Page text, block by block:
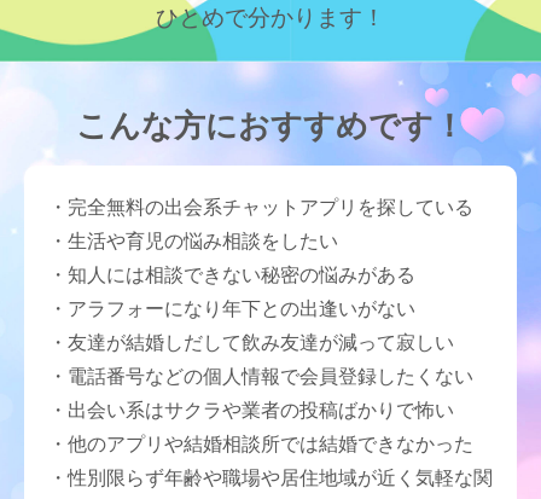
ひとめで分かります！
こんな方におすすめです！
・完全無料の出会系チャットアプリを探している
・生活や育児の悩み相談をしたい
・知人には相談できない秘密の悩みがある
・アラフォーになり年下との出逢いがない
・友達が結婚しだして飲み友達が減って寂しい
・電話番号などの個人情報で会員登録したくない
・出会い系はサクラや業者の投稿ばかりで怖い
・他のアプリや結婚相談所では結婚できなかった
・性別限らず年齢や職場や居住地域が近く気軽な関